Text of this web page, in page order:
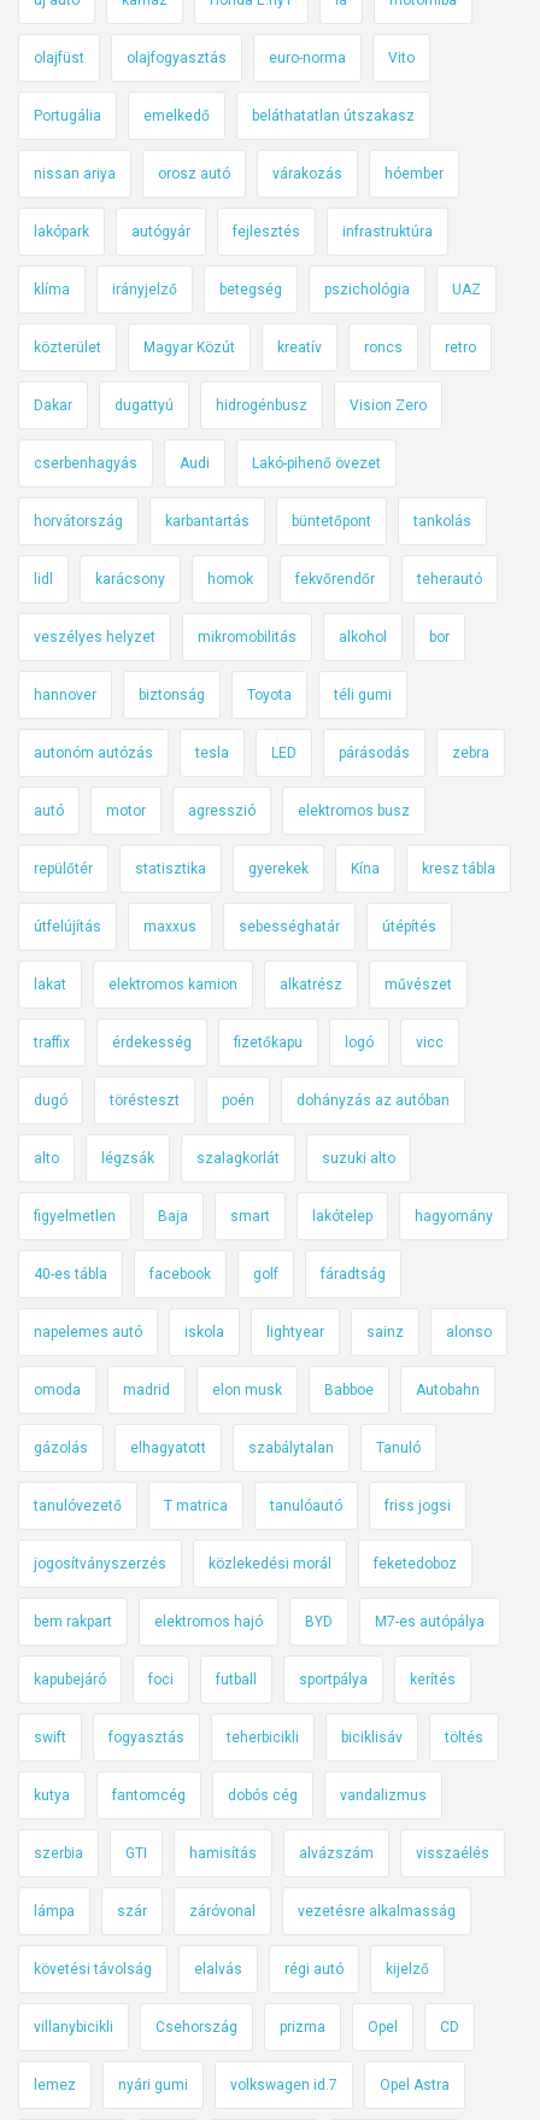
olajfüst olajfogyasztás euro-norma Vito
Portugália emelkedő beláthatatlan útszakasz
nissan ariya orosz autó várakozás hóember
lakópark autógyár fejlesztés infrastruktúra
klíma irányjelző betegség pszichológia UAZ
közterület Magyar Közút kreatív roncs retro
Dakar dugattyú hidrogénbusz Vision Zero
cserbenhagyás Audi Lakó-pihenő övezet
horvátország karbantartás büntetőpont tankolás
lidl karácsony homok fekvőrendőr teherautó
veszélyes helyzet mikromobilitás alkohol bor
hannover biztonság Toyota téli gumi
autonóm autózás tesla LED párásodás zebra
autó motor agresszió elektromos busz
repülőtér statisztika gyerekek Kína kresz tábla
útfelújítás maxxus sebességhatár útépítés
lakat elektromos kamion alkatrész művészet
traffix érdekesség fizetőkapu logó vicc
dugó törésteszt poén dohányzás az autóban
alto légzsák szalagkorlát suzuki alto
figyelmetlen Baja smart lakótelep hagyomány
40-es tábla facebook golf fáradtság
napelemes autó iskola lightyear sainz alonso
omoda madrid elon musk Babboe Autobahn
gázolás elhagyatott szabálytalan Tanuló
tanulóvezető T matrica tanulóautó friss jogsi
jogosítványszerzés közlekedési morál feketedoboz
bem rakpart elektromos hajó BYD M7-es autópálya
kapubejáró foci futball sportpálya kerítés
swift fogyasztás teherbicikli biciklisáv töltés
kutya fantomcég dobós cég vandalizmus
szerbia GTI hamisítás alvázszám visszaélés
lámpa szár záróvonal vezetésre alkalmasság
követési távolság elalvás régi autó kijelző
villanybicikli Csehország prizma Opel CD
lemez nyári gumi volkswagen id.7 Opel Astra